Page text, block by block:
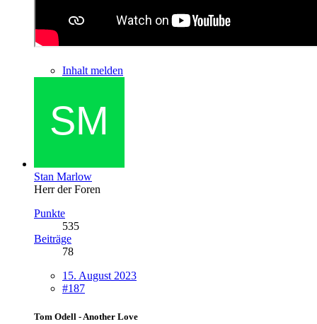
Inhalt melden
Stan Marlow
Herr der Foren
Punkte
535
Beiträge
78
15. August 2023
#187
Tom Odell - Another Love